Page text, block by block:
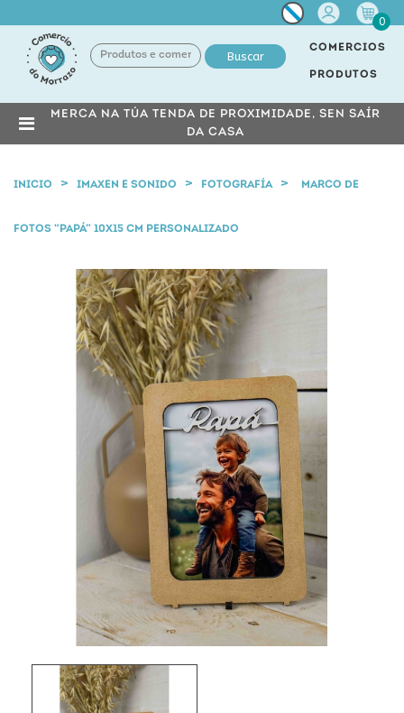
Miña
conta
0
Buscar
COMERCIOS
PRODUTOS
MERCA NA TÚA TENDA DE PROXIMIDADE, SEN SAÍR
DA CASA
INICIO IMAXEN E SONIDO FOTOGRAFÍA MARCO DE
FOTOS “PAPÁ” 10X15 CM PERSONALIZADO